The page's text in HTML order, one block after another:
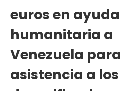
euros en ayuda
humanitaria a
Venezuela para
asistencia a los